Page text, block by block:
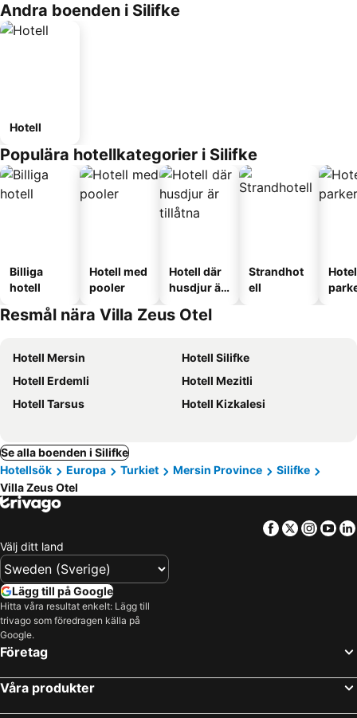
Andra boenden i Silifke
Hotell
Populära hotellkategorier i Silifke
Billiga
hotell
Hotell med
pooler
Hotell där
husdjur är
Strandhot
ell
Resmål nära Villa Zeus Otel
Hotell Mersin
Hotell Silifke
Hotell Erdemli
Hotell Mezitli
Hotell Tarsus
Hotell Kizkalesi
Se alla boenden i Silifke
Hotellsök
Europa Turkiet Mersin Province
Silifke
Villa Zeus Otel
Facebook
Twitter
Välj ditt land
Lägg till på Google
Hitta våra resultat enkelt: Lägg till
trivago som föredragen källa på
Google.
Företag
Våra produkter